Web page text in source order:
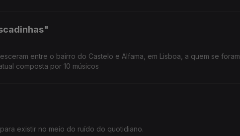
entre o bairro do Castelo e Alfama, em Lisboa, a quem se foram
composta por 10 músicos
existir no meio do ruído do quotidiano.